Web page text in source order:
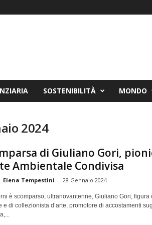
SOSTENIBILITÀ MONDO
2024
di Giuliano Gori,
Ambientale Condivisa
Elena Tempestini - 28 Gennaio 2024
è scomparso, ultranovantenne, Giuliano Gori, figura
e di collezionista d’arte, promotore di accostamenti